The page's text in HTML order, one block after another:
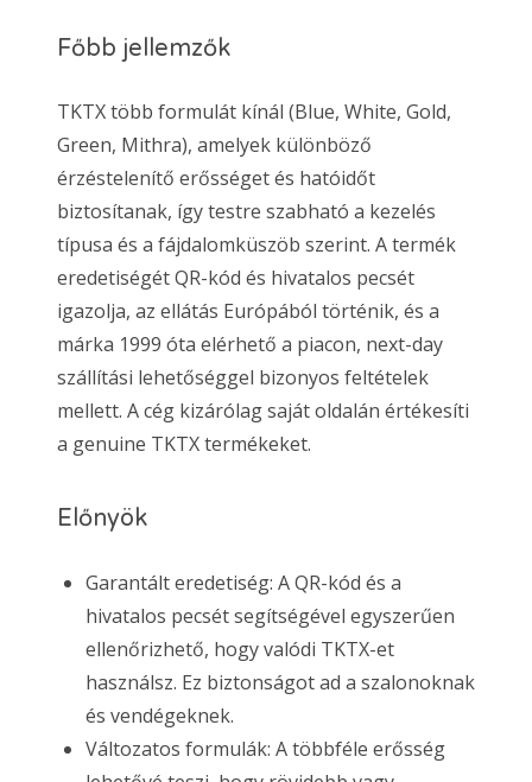
Főbb jellemzők
TKTX több formulát kínál (Blue, White, Gold,
Green, Mithra), amelyek különböző
érzéstelenítő erősséget és hatóidőt
biztosítanak, így testre szabható a kezelés
típusa és a fájdalomküszöb szerint. A termék
eredetiségét QR-kód és hivatalos pecsét
igazolja, az ellátás Európából történik, és a
márka 1999 óta elérhető a piacon, next-day
szállítási lehetőséggel bizonyos feltételek
mellett. A cég kizárólag saját oldalán értékesíti
a genuine TKTX termékeket.
Előnyök
Garantált eredetiség: A QR-kód és a
hivatalos pecsét segítségével egyszerűen
ellenőrizhető, hogy valódi TKTX-et
használsz. Ez biztonságot ad a szalonoknak
és vendégeknek.
Változatos formulák: A többféle erősség